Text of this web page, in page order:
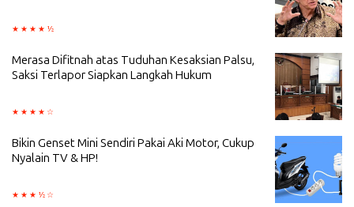
Merasa Difitnah atas Tuduhan Kesaksian Palsu,
Saksi Terlapor Siapkan Langkah Hukum
Bikin Genset Mini Sendiri Pakai Aki Motor, Cukup
Nyalain TV & HP!